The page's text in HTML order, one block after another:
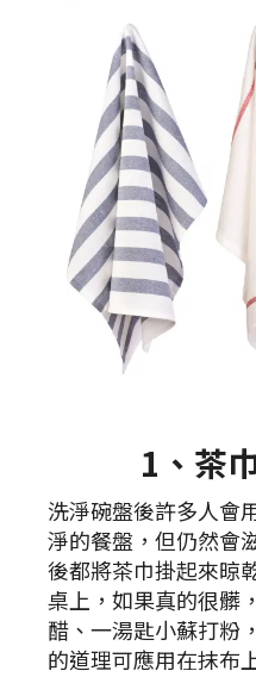
1、茶
洗淨碗盤後許多人會
淨的餐盤，但仍然會
後都將茶巾掛起來晾
桌上，如果真的很髒
醋、一湯匙小蘇打粉
的道理可應用在抹布